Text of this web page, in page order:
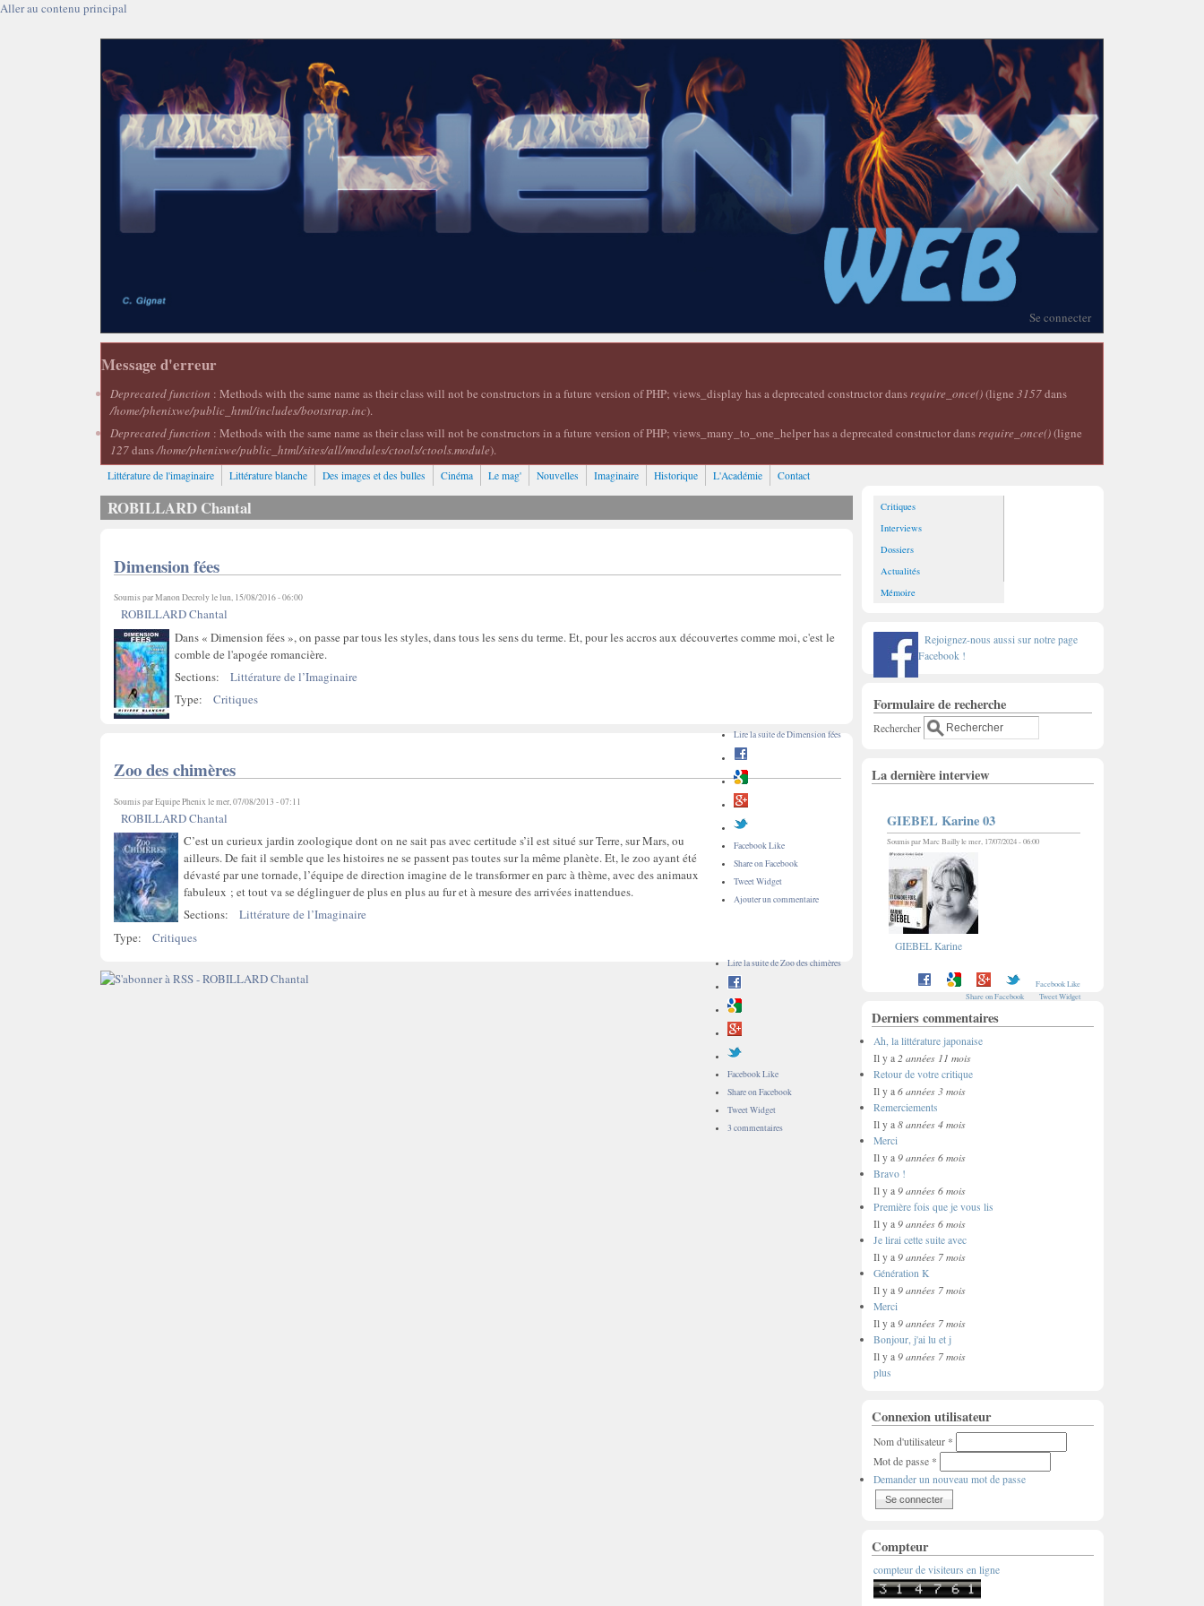
Aller au contenu principal
Se connecter
Message d'erreur
Deprecated function : Methods with the same name as their class will not be constructors in a future version of PHP; views_display has a deprecated constructor dans require_once()(ligne 3157dans
/home/phenixwe/public_html/includes/bootstrap.inc).
Deprecated function : Methods with the same name as their class will not be constructors in a future version of PHP; views_many_to_one_helper has a deprecated constructor dans require_once()(ligne
127dans/home/phenixwe/public_html/sites/all/modules/ctools/ctools.module).
Littérature de l'imaginaire Littérature blanche Des images et des bulles Cinéma Le mag' Nouvelles Imaginaire Historique L'Académie Contact
ROBILLARD Chantal
Dimension fées
Soumis parManon Decrolyle lun, 15/08/2016 - 06:00
ROBILLARD Chantal
Dans « Dimension fées », on passe par tous les styles, dans tous les sens du terme. Et, pour les accros aux découvertes comme moi, c'est le
comble de l'apogée romancière.
Sections:
Littérature de l’Imaginaire
Type:
Critiques
Lire la suitede Dimension fées
Facebook Like
Share on Facebook
Tweet Widget
Ajouter un commentaire
Zoo des chimères
Soumis parEquipe Phenixle mer, 07/08/2013 - 07:11
ROBILLARD Chantal
C’est un curieux jardin zoologique dont on ne sait pas avec certitude s’il est situé sur Terre, sur Mars, ou
ailleurs. De fait il semble que les histoires ne se passent pas toutes sur la même planète. Et, le zoo ayant été
dévasté par une tornade, l’équipe de direction imagine de le transformer en parc à thème, avec des animaux
fabuleux ; et tout va se déglinguer de plus en plus au fur et à mesure des arrivées inattendues.
Sections:
Littérature de l’Imaginaire
Type:
Critiques
Lire la suitede Zoo des chimères
Facebook Like
Share on Facebook
Tweet Widget
3 commentaires
Critiques
Interviews
Dossiers
Actualités
Mémoire
Rejoignez-nous aussi sur notre page
Facebook !
Formulaire de recherche
Rechercher
La dernière interview
GIEBEL Karine 03
Soumis parMarc Baillyle mer, 17/07/2024 - 06:00
GIEBEL Karine
Facebook Like
Share on Facebook
Tweet Widget
Derniers commentaires
Ah, la littérature japonaise
Il y a 2 années 11 mois
Retour de votre critique
Il y a 6 années 3 mois
Remerciements
Il y a 8 années 4 mois
Merci
Il y a 9 années 6 mois
Bravo !
Il y a 9 années 6 mois
Première fois que je vous lis
Il y a 9 années 6 mois
Je lirai cette suite avec
Il y a 9 années 7 mois
Génération K
Il y a 9 années 7 mois
Merci
Il y a 9 années 7 mois
Bonjour, j'ai lu et j
Il y a 9 années 7 mois
plus
Connexion utilisateur
Nom d'utilisateur *
Mot de passe *
Demander un nouveau mot de passe
Compteur
compteur de visiteurs en ligne